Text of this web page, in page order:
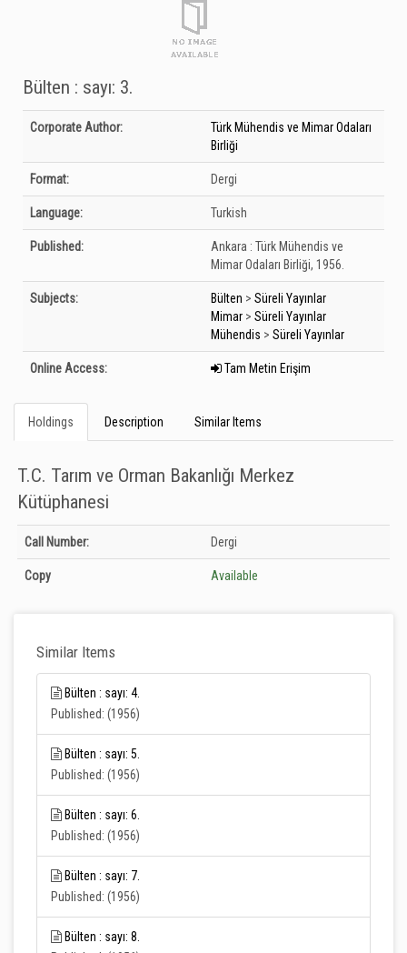
Bülten : sayı: 3.
Bibliographic Details
Corporate Author:
Türk Mühendis ve Mimar Odaları
Birliği
Format: Dergi
Language: Turkish
Published: Ankara : Türk Mühendis ve
Mimar Odaları Birliği, 1956.
Subjects: Bülten > Süreli Yayınlar
Mimar > Süreli Yayınlar
Mühendis > Süreli Yayınlar
Online Access: Tam Metin Erişim
Holdings Description Similar Items
T.C. Tarım ve Orman Bakanlığı Merkez
Kütüphanesi
Holdings details from T.C. Tarım ve Orman Bakanlığı Merkez Kütüphanesi:
Unknown
Call Number: Dergi
Copy Available
Similar Items
Bülten : sayı: 4.
Published: (1956)
Bülten : sayı: 5.
Published: (1956)
Bülten : sayı: 6.
Published: (1956)
Bülten : sayı: 7.
Published: (1956)
Bülten : sayı: 8.